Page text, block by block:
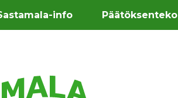
info Päätöksenteko